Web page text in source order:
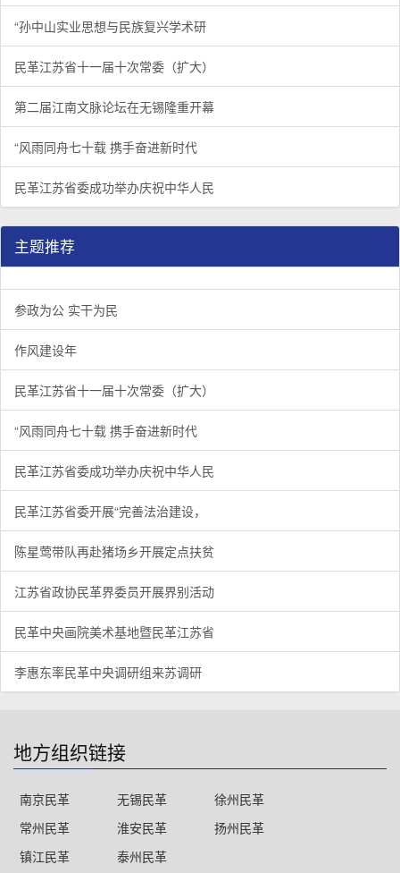
“孙中山实业思想与民族复兴学术研
民革江苏省十一届十次常委（扩大）
第二届江南文脉论坛在无锡隆重开幕
“风雨同舟七十载 携手奋进新时代
民革江苏省委成功举办庆祝中华人民
主题推荐
参政为公 实干为民
作风建设年
民革江苏省十一届十次常委（扩大）
“风雨同舟七十载 携手奋进新时代
民革江苏省委成功举办庆祝中华人民
民革江苏省委开展“完善法治建设，
陈星莺带队再赴猪场乡开展定点扶贫
江苏省政协民革界委员开展界别活动
民革中央画院美术基地暨民革江苏省
李惠东率民革中央调研组来苏调研
地方组织链接
南京民革 无锡民革
徐州民革
常州民革
淮安民革
扬州民革
镇江民革
泰州民革